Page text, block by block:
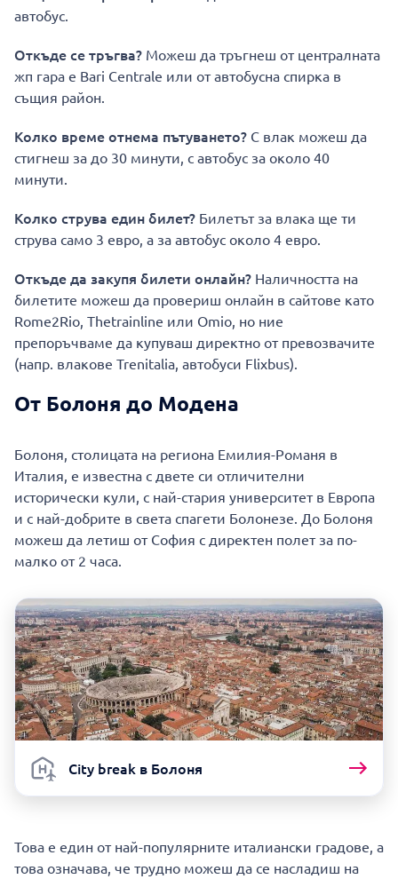
автобус.
Откъде се тръгва? Можеш да тръгнеш от централната
жп гара е Bari Centrale или от автобусна спирка в
същия район.
Колко време отнема пътуването? С влак можеш да
стигнеш за до 30 минути, с автобус за около 40
минути.
Колко струва един билет? Билетът за влака ще ти
струва само 3 евро, а за автобус около 4 евро.
Откъде да закупя билети онлайн? Наличността на
билетите можеш да провериш онлайн в сайтове като
Rome2Rio, Thetrainline или Omio, но ние
препоръчваме да купуваш директно от превозвачите
(напр. влакове Trenitalia, автобуси Flixbus).
От Болоня до Модена
Болоня, столицата на региона Емилия-Романя в
Италия, е известна с двете си отличителни
исторически кули, с най-стария университет в Европа
и с най-добрите в света спагети Болонезе. До Болоня
можеш да летиш от София с директен полет за по-
малко от 2 часа.
City break в Болоня
Това е един от най-популярните италиански градове, а
това означава, че трудно можеш да се насладиш на